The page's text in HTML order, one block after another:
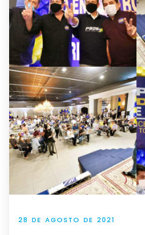
28 DE AGOSTO DE 2021